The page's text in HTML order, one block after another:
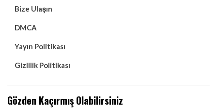
Bize Ulaşın
DMCA
Yayın Politikası
Gizlilik Politikası
Gözden Kaçırmış Olabilirsiniz